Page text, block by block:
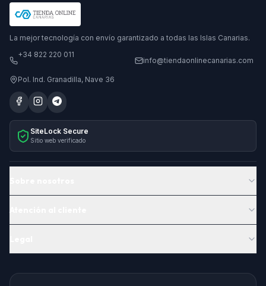
La mejor tecnología con envío garantizado a todas las Islas Canarias.
+34 822 220 011
info@tiendaonlinecanarias.com
Pol. Ind. Granadilla, Nave 36
SiteLock Secure
Sitio web verificado